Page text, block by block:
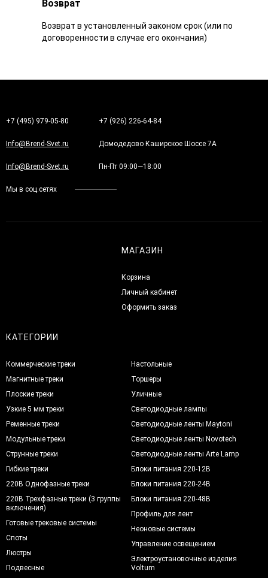
Возврат
Возврат в установленный законом срок (или по
договоренности в случае его окончания)
+7 (495) 979-05-80 +7 (926) 226-64-84
Info@Brend-Svet.ru Домодедово Каширское Шоссе 7А
Info@Brend-Svet.ru Пн-Пт 09:00—18:00
Мы в соц.сетях
МАГАЗИН
Корзина
Личный кабинет
Оформить заказ
КАТЕГОРИИ
Коммерческие треки
Магнитные треки
Плоские треки
Узкие 5 мм треки
Ременные треки
Модульные треки
Струнные треки
Гибкие треки
220В Однофазные треки
220В Трехфазные треки (3 группы
включения)
Готовые трековые системы
Споты
Люстры
Подвесные
Настольные
Торшеры
Уличные
Светодиодные лампы
Светодиодные ленты Maytoni
Светодиодные ленты Novotech
Светодиодные ленты Arte Lamp
Блоки питания 220-12В
Блоки питания 220-24В
Блоки питания 220-48В
Профиль для лент
Неоновые системы
Управление освещением
Электроустановочные изделия
Voltum